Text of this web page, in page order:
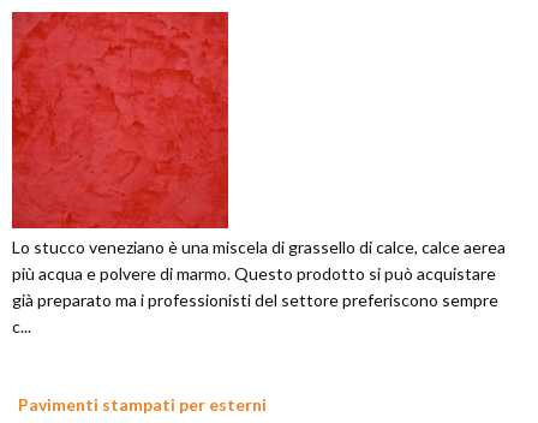
Lo stucco veneziano è una miscela di grassello di calce, calce aerea
più acqua e polvere di marmo. Questo prodotto si può acquistare
già preparato ma i professionisti del settore preferiscono sempre
c...
Pavimenti stampati per esterni